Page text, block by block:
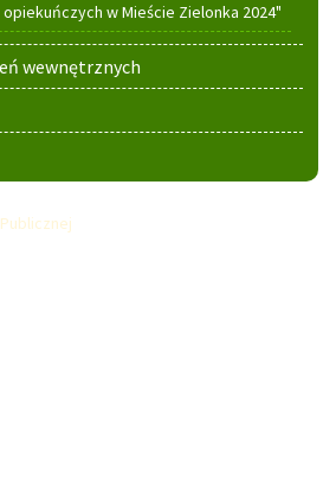
opiekuńczych w Mieście Zielonka 2024"
wewnętrznych